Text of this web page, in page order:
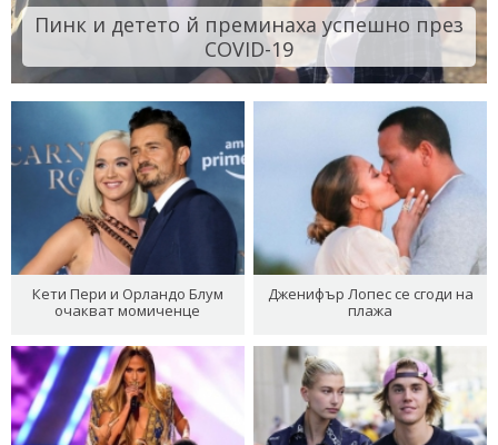
Пинк и детето й преминаха успешно през
COVID-19
Кети Пери и Орландо Блум
очакват момиченце
Дженифър Лопес се сгоди на
плажа